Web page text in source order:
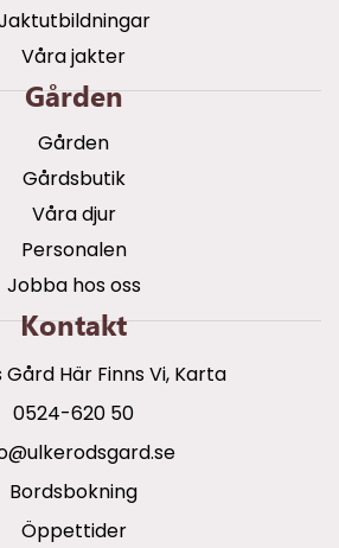
Jaktutbildningar
Våra jakter
Gården
Gården
Gårdsbutik
Våra djur
Personalen
Jobba hos oss
Kontakt
Gård Här Finns Vi, Karta
0524-620 50
Bordsbokning
Öppettider